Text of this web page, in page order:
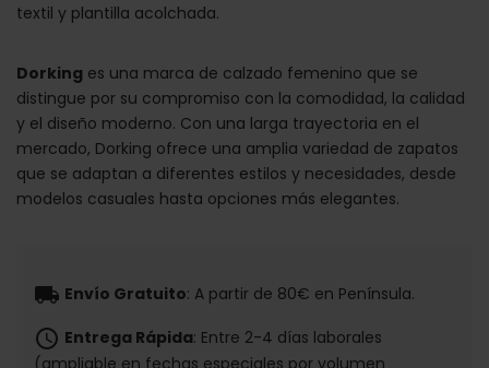
textil y plantilla acolchada.
Dorking es una marca de calzado femenino que se
distingue por su compromiso con la comodidad, la calidad
y el diseño moderno. Con una larga trayectoria en el
mercado, Dorking ofrece una amplia variedad de zapatos
que se adaptan a diferentes estilos y necesidades, desde
modelos casuales hasta opciones más elegantes.
local_shipping Envío Gratuito: A partir de 80€ en Península.
schedule Entrega Rápida: Entre 2-4 días laborales
(ampliable en fechas especiales por volumen